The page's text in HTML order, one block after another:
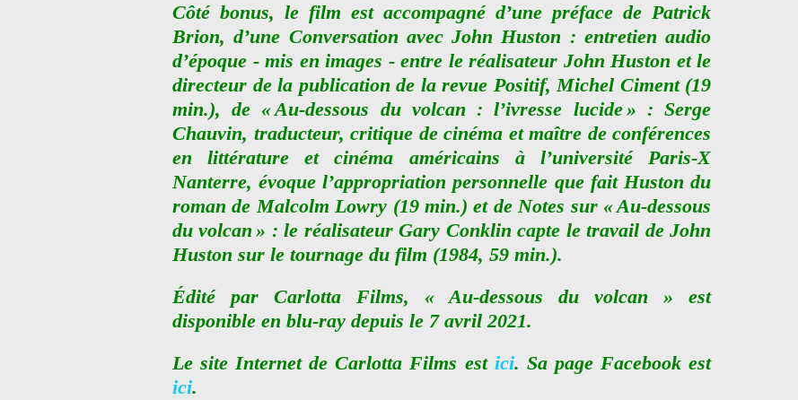
Côté bonus, le film est accompagné d’une préface de Patrick
Brion, d’une Conversation avec John Huston : entretien audio
d’époque - mis en images - entre le réalisateur John Huston et le
directeur de la publication de la revue Positif, Michel Ciment (19
min.), de « Au-dessous du volcan : l’ivresse lucide » : Serge
Chauvin, traducteur, critique de cinéma et maître de conférences
en littérature et cinéma américains à l’université Paris-X
Nanterre, évoque l’appropriation personnelle que fait Huston du
roman de Malcolm Lowry (19 min.) et de Notes sur « Au-dessous
du volcan » : le réalisateur Gary Conklin capte le travail de John
Huston sur le tournage du film (1984, 59 min.).
Édité par Carlotta Films, « Au-dessous du volcan » est
disponible en blu-ray depuis le 7 avril 2021.
Le site Internet de Carlotta Films est ici. Sa page Facebook est
ici.